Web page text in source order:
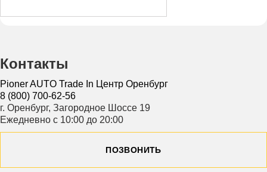
Контакты
Pioner AUTO Trade In Центр Оренбург
8 (800) 700-62-56
г. Оренбург, Загородное Шоссе 19
Ежедневно с 10:00 до 20:00
ПОЗВОНИТЬ